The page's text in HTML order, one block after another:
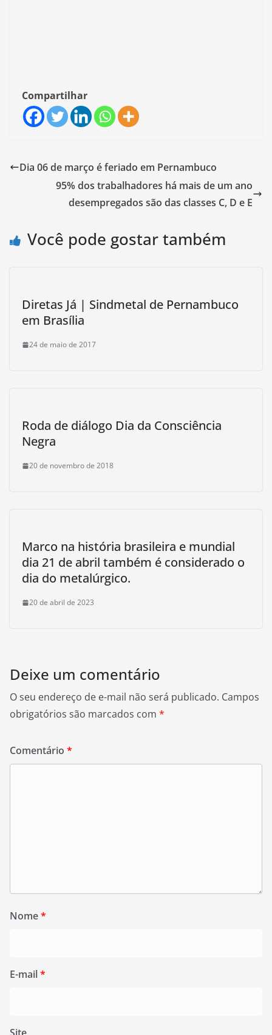
Compartilhar
Dia 06 de março é feriado em Pernambuco
95% dos trabalhadores há mais de um ano
desempregados são das classes C, D e E
Você pode gostar também
Diretas Já | Sindmetal de Pernambuco
em Brasília
24 de maio de 2017
Roda de diálogo Dia da Consciência
Negra
20 de novembro de 2018
Marco na história brasileira e mundial
dia 21 de abril também é considerado o
dia do metalúrgico.
20 de abril de 2023
Deixe um comentário
O seu endereço de e-mail não será publicado. Campos
obrigatórios são marcados com *
Comentário *
Nome*
E-mail*